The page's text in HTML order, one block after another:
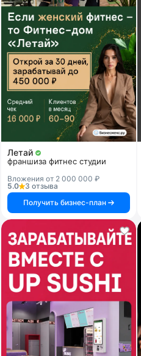
Летай
франшиза фитнес студии
Вложения от 2 000 000 ₽
5.0
3 отзыва
Получить бизнес-план